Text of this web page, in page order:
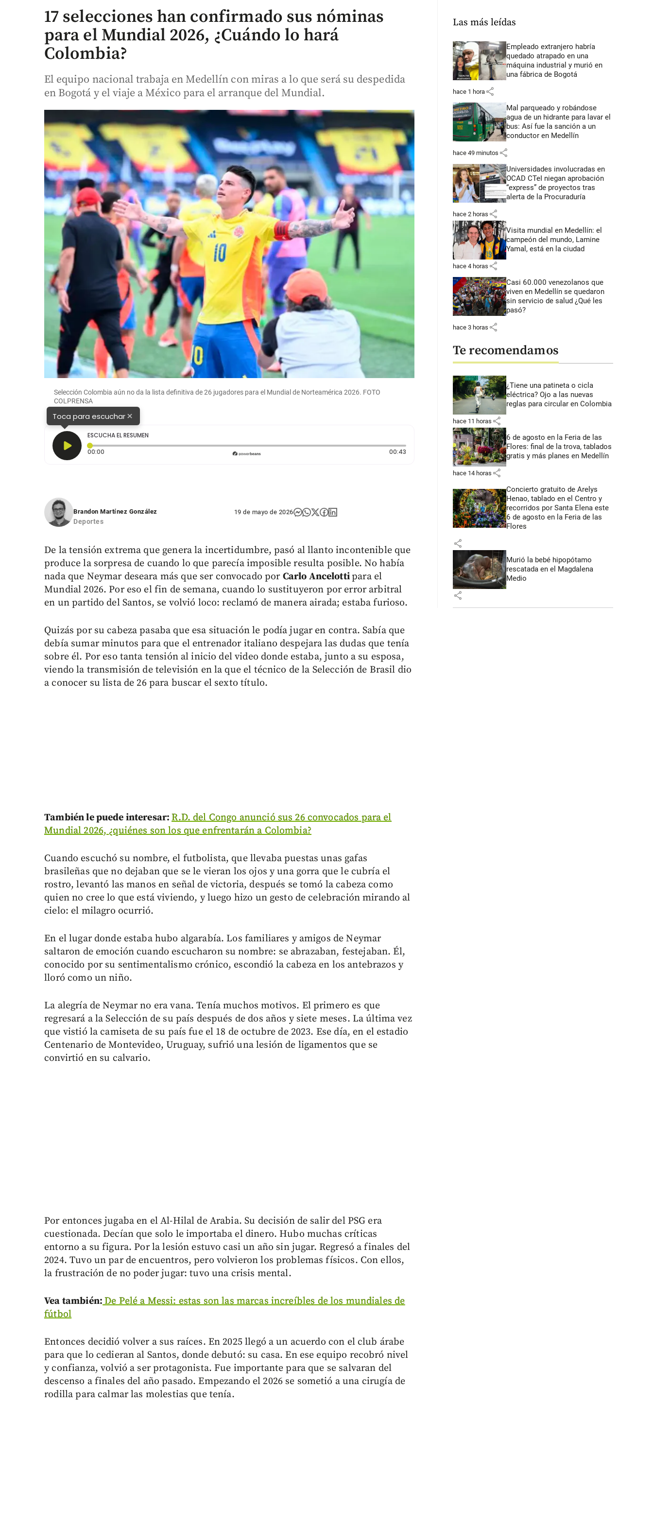
17 selecciones han confirmado sus nóminas
para el Mundial 2026, ¿Cuándo lo hará
Colombia?
El equipo nacional trabaja en Medellín con miras a lo que será su despedida
en Bogotá y el viaje a México para el arranque del Mundial.
Selección Colombia aún no da la lista definitiva de 26 jugadores para el Mundial de Norteamérica 2026. FOTO
COLPRENSA
Toca para escuchar×
ESCUCHA EL RESUMEN
00:00
00:43Duración: 43 segundos
Brandon Martínez González
Deportes
19 de mayo de 2026
De la tensión extrema que genera la incertidumbre, pasó al llanto incontenible que
produce la sorpresa de cuando lo que parecía imposible resulta posible. No había
nada que Neymar deseara más que ser convocado por Carlo Ancelottipara el
Mundial 2026. Por eso el fin de semana, cuando lo sustituyeron por error arbitral
en un partido del Santos, se volvió loco: reclamó de manera airada; estaba furioso.
Quizás por su cabeza pasaba que esa situación le podía jugar en contra. Sabía que
debía sumar minutos para que el entrenador italiano despejara las dudas que tenía
sobre él. Por eso tanta tensión al inicio del video donde estaba, junto a su esposa,
viendo la transmisión de televisión en la que el técnico de la Selección de Brasil dio
a conocer su lista de 26 para buscar el sexto título.
También le puede interesar:R.D. del Congo anunció sus 26 convocados para el
Mundial 2026, ¿quiénes son los que enfrentarán a Colombia?
Cuando escuchó su nombre, el futbolista, que llevaba puestas unas gafas
brasileñas que no dejaban que se le vieran los ojos y una gorra que le cubría el
rostro, levantó las manos en señal de victoria, después se tomó la cabeza como
quien no cree lo que está viviendo, y luego hizo un gesto de celebración mirando al
cielo: el milagro ocurrió.
En el lugar donde estaba hubo algarabía. Los familiares y amigos de Neymar
saltaron de emoción cuando escucharon su nombre: se abrazaban, festejaban. Él,
conocido por su sentimentalismo crónico, escondió la cabeza en los antebrazos y
lloró como un niño.
La alegría de Neymar no era vana. Tenía muchos motivos. El primero es que
regresará a la Selección de su país después de dos años y siete meses. La última vez
que vistió la camiseta de su país fue el 18 de octubre de 2023. Ese día, en el estadio
Centenario de Montevideo, Uruguay, sufrió una lesión de ligamentos que se
convirtió en su calvario.
Por entonces jugaba en el Al-Hilal de Arabia. Su decisión de salir del PSG era
cuestionada. Decían que solo le importaba el dinero. Hubo muchas críticas
entorno a su figura. Por la lesión estuvo casi un año sin jugar. Regresó a finales del
2024. Tuvo un par de encuentros, pero volvieron los problemas físicos. Con ellos,
la frustración de no poder jugar: tuvo una crisis mental.
Vea también: De Pelé a Messi: estas son las marcas increíbles de los mundiales de
fútbol
Entonces decidió volver a sus raíces. En 2025 llegó a un acuerdo con el club árabe
para que lo cedieran al Santos, donde debutó: su casa. En ese equipo recobró nivel
y confianza, volvió a ser protagonista. Fue importante para que se salvaran del
descenso a finales del año pasado. Empezando el 2026 se sometió a una cirugía de
rodilla para calmar las molestias que tenía.
Las más leídas
Empleado extranjero habría
quedado atrapado en una
máquina industrial y murió en
una fábrica de Bogotá
hace 1 hora share
Mal parqueado y robándose
agua de un hidrante para lavar el
bus: Así fue la sanción a un
conductor en Medellín
hace 49 minutos share
Universidades involucradas en
OCAD CTeI niegan aprobación
“express” de proyectos tras
alerta de la Procuraduría
hace 2 horas share
Visita mundial en Medellín: el
campeón del mundo, Lamine
Yamal, está en la ciudad
hace 4 horas share
Casi 60.000 venezolanos que
viven en Medellín se quedaron
sin servicio de salud ¿Qué les
pasó?
hace 3 horas share
Te recomendamos
¿Tiene una patineta o cicla
eléctrica? Ojo a las nuevas
reglas para circular en Colombia
hace 11 horas share
6 de agosto en la Feria de las
Flores: final de la trova, tablados
gratis y más planes en Medellín
hace 14 horas share
Concierto gratuito de Arelys
Henao, tablado en el Centro y
recorridos por Santa Elena este
6 de agosto en la Feria de las
Flores
share
Murió la bebé hipopótamo
rescatada en el Magdalena
Medio
share